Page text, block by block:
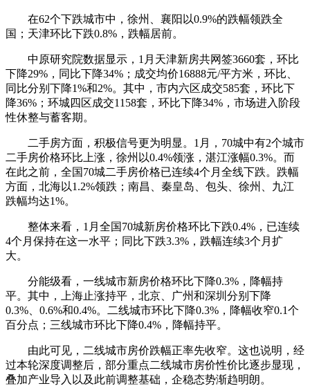
在62个下跌城市中，徐州、襄阳以0.9%的跌幅领跌全
国；天津环比下跌0.8%，跌幅居前。
中原研究院数据显示，1月天津新房共网签3660套，环比
下降29%，同比下降34%；成交均价16888元/平方米，环比、
同比分别下降1%和2%。其中，市内六区成交585套，环比下
降36%；环城四区成交1158套，环比下降34%，市场进入阶段
性休整与蓄客期。
二手房方面，积极信号更为明显。1月，70城中有2个城市
二手房价格环比上涨，徐州以0.4%领涨，湛江涨幅0.3%。而
在此之前，全国70城二手房价格已连续4个月全线下跌。跌幅
方面，北海以1.2%领跌；南昌、秦皇岛、包头、徐州、九江
跌幅均达1%。
整体来看，1月全国70城新房价格环比下跌0.4%，已连续
4个月保持在这一水平；同比下跌3.3%，跌幅连续3个月扩
大。
分能级看，一线城市新房价格环比下降0.3%，降幅持
平。其中，上海止涨持平，北京、广州和深圳分别下降
0.3%、0.6%和0.4%。二线城市环比下降0.3%，降幅收窄0.1个
百分点；三线城市环比下降0.4%，降幅持平。
由此可见，二线城市房价跌幅正率先收窄。这也说明，经
过本轮深度调整后，部分重点二线城市房价性价比逐步显现，
叠加产业导入以及此前调整基础，企稳态势渐趋明朗。